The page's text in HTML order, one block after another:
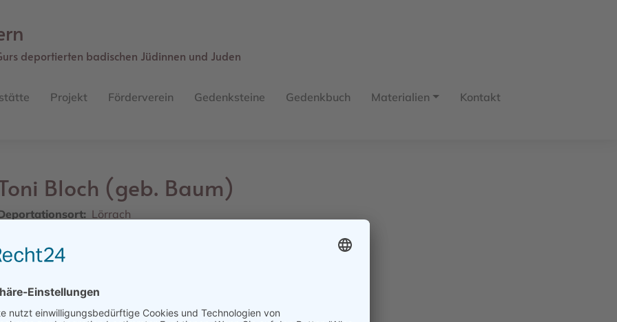
deportierten badischen Jüdinnen und Juden
Projekt Förderverein Gedenksteine Gedenkbuch Materialien Kontakt
Bloch (geb. Baum)
Lörrach
Schicksal
Baden - Pfalz - Saarland